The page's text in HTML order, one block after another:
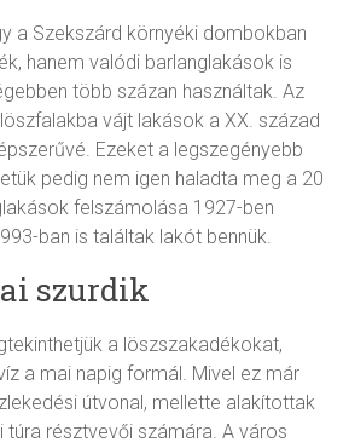
a Szekszárd környéki dombokban
hanem valódi barlanglakások is
több százan használtak. Az
vájt lakások a XX. század
Ezeket a legszegényebb
pedig nem igen haladta meg a 20
felszámolása 1927-ben
ban is találtak lakót bennük.
szurdik
a löszszakadékokat,
a mai napig formál. Mivel ez már
útvonal, mellette alakítottak
túra résztvevői számára. A város